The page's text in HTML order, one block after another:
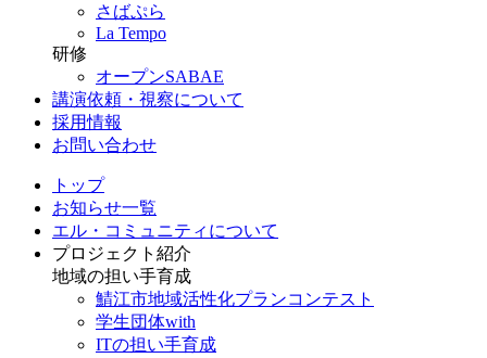
さばぷら
La Tempo
研修
オープンSABAE
講演依頼・視察について
採用情報
お問い合わせ
トップ
お知らせ一覧
エル・コミュニティについて
プロジェクト紹介
地域の担い手育成
鯖江市地域活性化プランコンテスト
学生団体with
ITの担い手育成